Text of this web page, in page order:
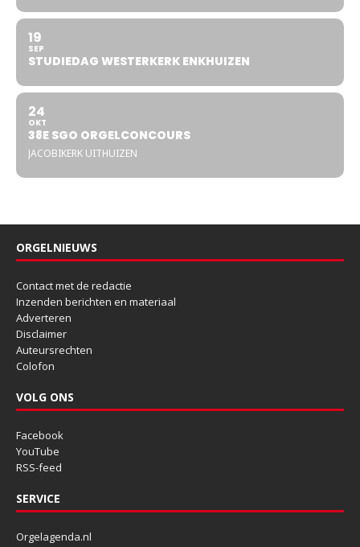
19
SEP
STUDIEDAG WESTERKERK ENKHUIZEN
24
OKT
38E SGO ORGELCONCOURS
JACOBIKERK UITHUIZEN
ORGELNIEUWS
Contact met de redactie
Inzenden berichten en materiaal
Adverteren
Disclaimer
Auteursrechten
Colofon
VOLG ONS
Facebook
YouTube
RSS-feed
SERVICE
Orgelagenda.nl